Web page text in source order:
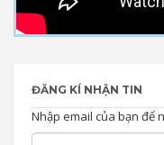
ĐĂNG KÍ NHẬN TIN
Nhập email của bạn để